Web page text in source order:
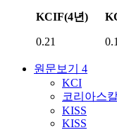
KCIF(4년)
0.21
원문보기 4
KCI
코리아스
KISS
KISS